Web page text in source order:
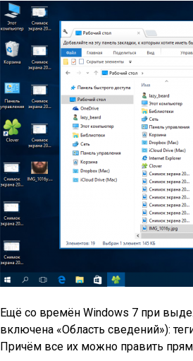
Ещё со времён Windows 7 при
включена «Область сведений»):
Причём все их можно править